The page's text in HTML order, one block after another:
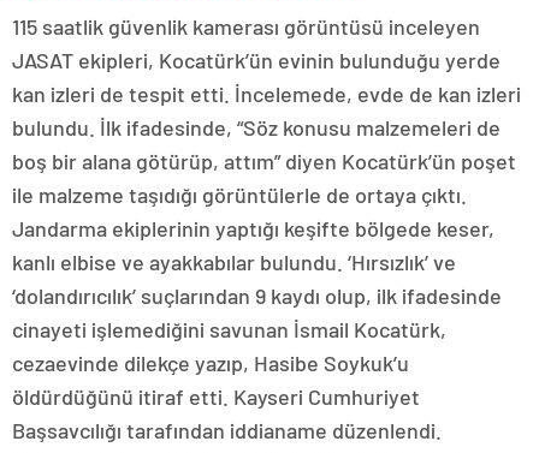
115 saatlik güvenlik kamerası görüntüsü inceleyen
JASAT ekipleri, Kocatürk’ün evinin bulunduğu yerde
kan izleri de tespit etti. İncelemede, evde de kan izleri
bulundu. İlk ifadesinde, “Söz konusu malzemeleri de
boş bir alana götürüp, attım” diyen Kocatürk’ün poşet
ile malzeme taşıdığı görüntülerle de ortaya çıktı.
Jandarma ekiplerinin yaptığı keşifte bölgede keser,
kanlı elbise ve ayakkabılar bulundu. ‘Hırsızlık’ ve
‘dolandırıcılık’ suçlarından 9 kaydı olup, ilk ifadesinde
cinayeti işlemediğini savunan İsmail Kocatürk,
cezaevinde dilekçe yazıp, Hasibe Soykuk’u
öldürdüğünü itiraf etti. Kayseri Cumhuriyet
Başsavcılığı tarafından iddianame düzenlendi.